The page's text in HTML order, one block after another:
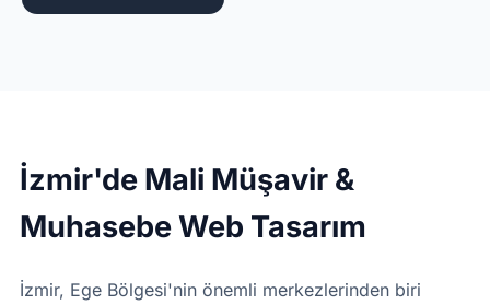
İzmir'de Mali Müşavir &
Muhasebe Web Tasarım
İzmir, Ege Bölgesi'nin önemli merkezlerinden biri